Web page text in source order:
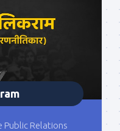
Public Relations